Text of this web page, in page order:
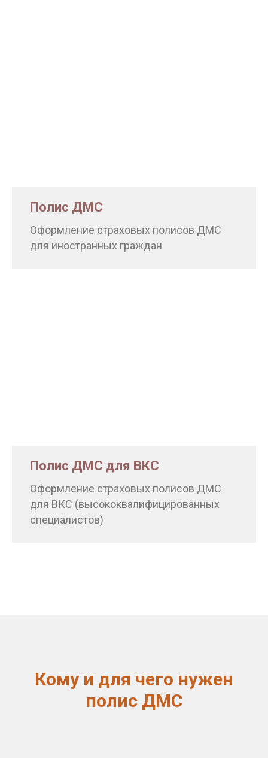
Полис ДМС
Оформление страховых полисов ДМС
для иностранных граждан
Полис ДМС для ВКС
Оформление страховых полисов ДМС
для ВКС (высококвалифицированных
специалистов)
Кому и для чего нужен
полис ДМС